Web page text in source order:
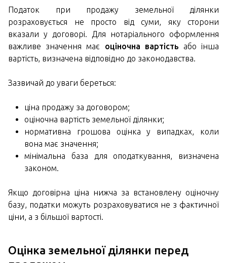
Податок при продажу земельної ділянки
розраховується не просто від суми, яку сторони
вказали у договорі. Для нотаріального оформлення
важливе значення має оціночна вартість або інша
вартість, визначена відповідно до законодавства.
Зазвичай до уваги береться:
ціна продажу за договором;
оціночна вартість земельної ділянки;
нормативна грошова оцінка у випадках, коли
вона має значення;
мінімальна база для оподаткування, визначена
законом.
Якщо договірна ціна нижча за встановлену оціночну
базу, податки можуть розраховуватися не з фактичної
ціни, а з більшої вартості.
Оцінка земельної ділянки перед